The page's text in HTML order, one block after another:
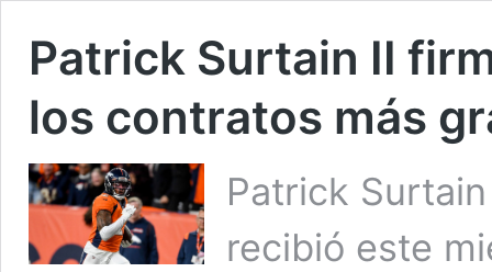
Patrick Surtain II
los contratos más
Patrick
recibió este